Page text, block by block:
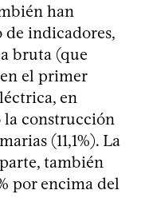
han
indicadores,
bruta (que
el primer
en
la construcción
(11,1%). La
también
por encima del